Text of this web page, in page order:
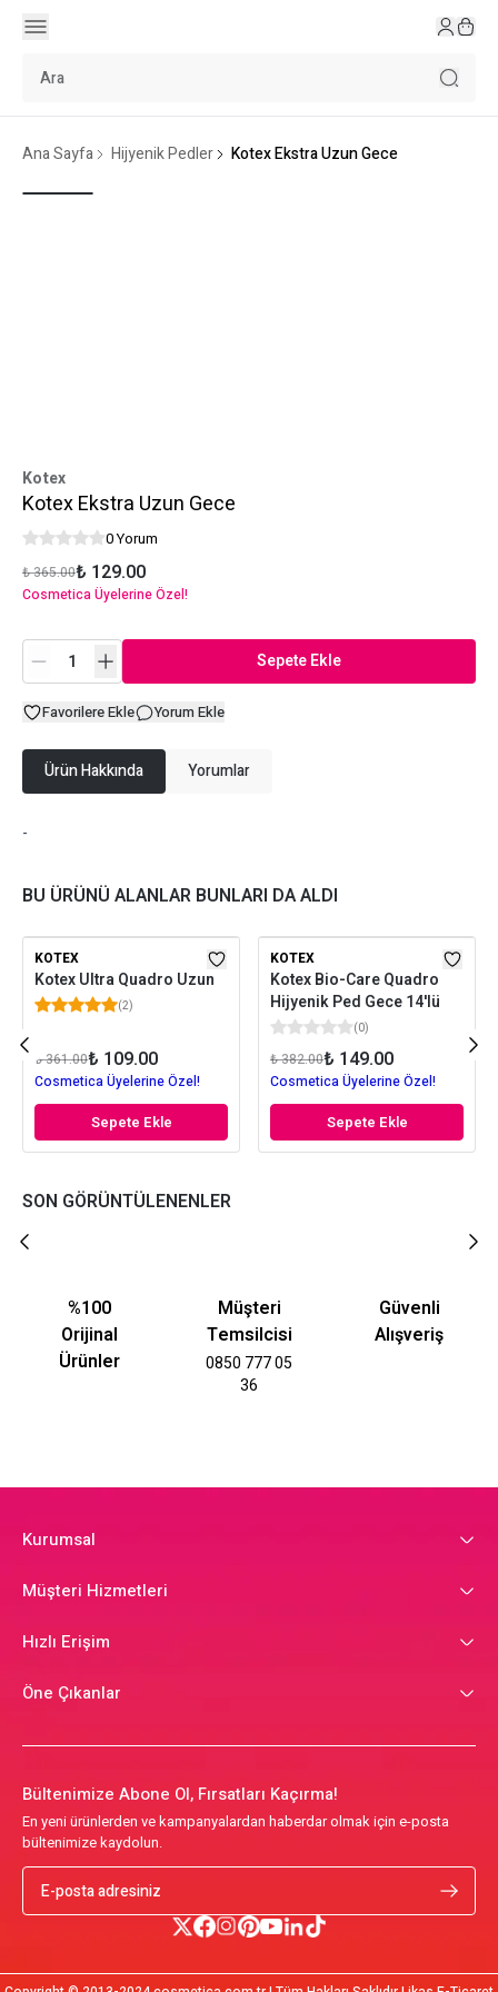
Ana Sayfa Hijyenik Pedler Kotex Ekstra Uzun Gece
Kotex
Kotex Ekstra Uzun Gece
0 Yorum
₺ 365.00₺ 129.00
Cosmetica Üyelerine Özel!
Sepete Ekle
Favorilere Ekle Yorum Ekle
Ürün Hakkında Yorumlar
-
BU ÜRÜNÜ ALANLAR BUNLARI DA ALDI
KOTEX
Kotex Ultra Quadro Uzun
(2)
₺ 361.00₺ 109.00
Cosmetica Üyelerine Özel!
Sepete Ekle
KOTEX
Kotex Bio-Care Quadro
Hijyenik Ped Gece 14'lü
(0)
₺ 382.00₺ 149.00
Cosmetica Üyelerine Özel!
Sepete Ekle
SON GÖRÜNTÜLENENLER
%100
Orijinal
Ürünler
Müşteri
Temsilcisi
0850 777 05
36
Güvenli
Alışveriş
Kurumsal
Müşteri Hizmetleri
Hızlı Erişim
Öne Çıkanlar
Bültenimize Abone Ol, Fırsatları Kaçırma!
En yeni ürünlerden ve kampanyalardan haberdar olmak için e-posta
bültenimize kaydolun.